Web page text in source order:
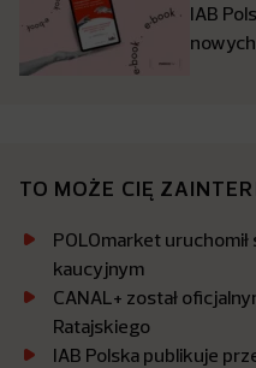
IAB
TO MOŻE CIĘ
POLOmarket uruchomił
kaucyjnym
CANAL+ został
Ratajskiego
IAB Polska publikuje